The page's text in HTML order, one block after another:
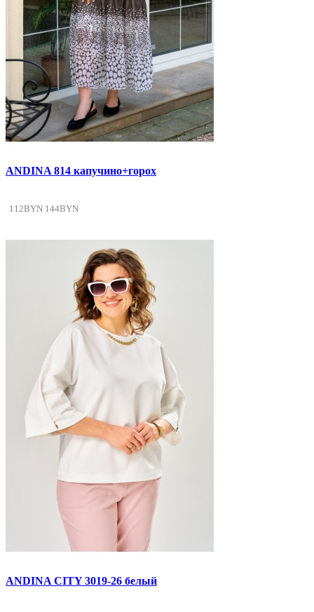
ANDINA 814 капучино+горох
112BYN 144BYN
ANDINA CITY 3019-26 белый